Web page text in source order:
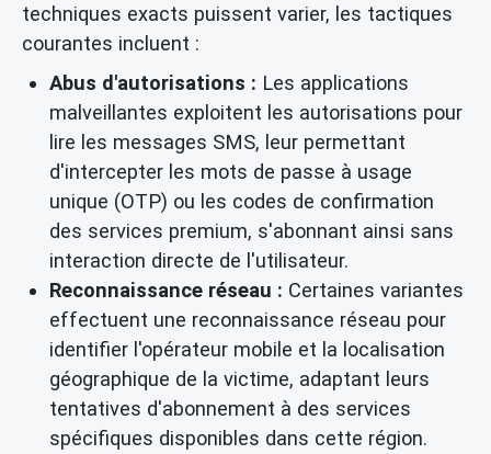
techniques exacts puissent varier, les tactiques
courantes incluent :
Abus d'autorisations : Les applications
malveillantes exploitent les autorisations pour
lire les messages SMS, leur permettant
d'intercepter les mots de passe à usage
unique (OTP) ou les codes de confirmation
des services premium, s'abonnant ainsi sans
interaction directe de l'utilisateur.
Reconnaissance réseau : Certaines variantes
effectuent une reconnaissance réseau pour
identifier l'opérateur mobile et la localisation
géographique de la victime, adaptant leurs
tentatives d'abonnement à des services
spécifiques disponibles dans cette région.